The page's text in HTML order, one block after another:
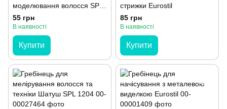
моделювання волосся SPL
Hair Comb SPL-71350
55 грн
В наявності
Купити
стрижки Eurostil
85 грн
В наявності
Купити